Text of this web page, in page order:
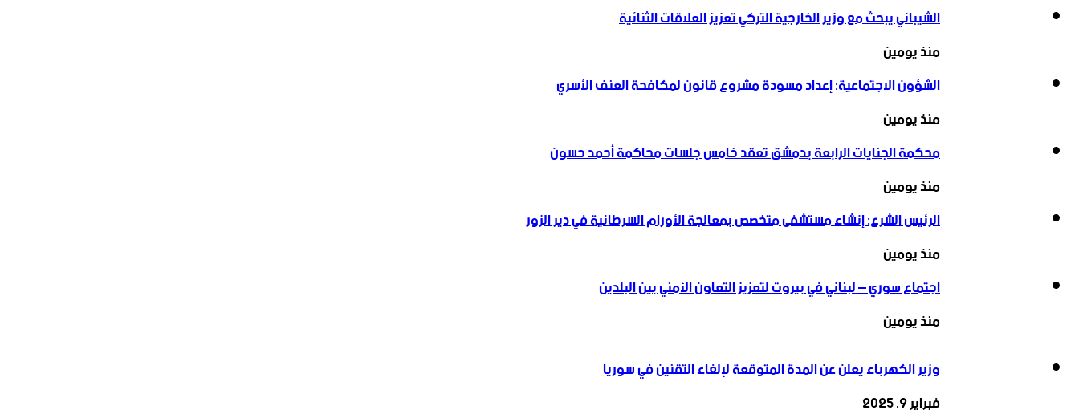
الشيباني يبحث مع وزير الخارجية التركي تعزيز العلاقات الثنائية
منذ يومين
الشؤون الاجتماعية: إعداد مسودة مشروع قانون لمكافحة العنف الأسري ‏
منذ يومين
محكمة الجنايات الرابعة بدمشق تعقد خامس جلسات محاكمة أحمد حسون
منذ يومين
الرئيس الشرع: إنشاء ‌‏مستشفى متخصص بمعالجة الأورام السرطانية في دير الزور
منذ يومين
اجتماع سوري – لبناني في بيروت لتعزيز التعاون ‏الأمني ‏بين البلدين
منذ يومين
وزير الكهرباء يعلن عن المدة المتوقعة لإلغاء التقنين في سوريا
فبراير 9, 2025